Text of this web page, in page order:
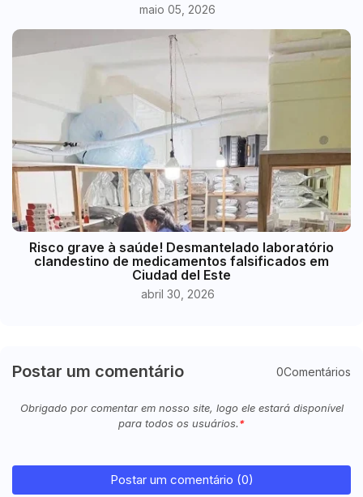
maio 05, 2026
Risco grave à saúde! Desmantelado laboratório
clandestino de medicamentos falsificados em
Ciudad del Este
abril 30, 2026
Postar um comentário 0Comentários
Obrigado por comentar em nosso site, logo ele estará disponível
para todos os usuários.
Postar um comentário (0)